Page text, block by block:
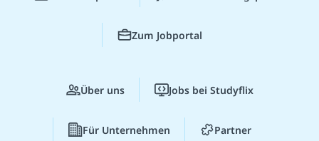
Zum Jobportal
Über uns Jobs bei Studyflix
Für Unternehmen Partner